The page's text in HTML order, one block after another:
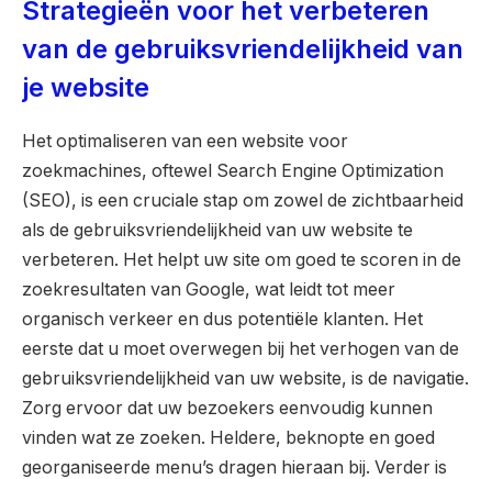
Strategieën voor het verbeteren
van de gebruiksvriendelijkheid van
je website
Het optimaliseren van een website voor
zoekmachines, oftewel Search Engine Optimization
(SEO), is een cruciale stap om zowel de zichtbaarheid
als de gebruiksvriendelijkheid van uw website te
verbeteren. Het helpt uw site om goed te scoren in de
zoekresultaten van Google, wat leidt tot meer
organisch verkeer en dus potentiële klanten. Het
eerste dat u moet overwegen bij het verhogen van de
gebruiksvriendelijkheid van uw website, is de navigatie.
Zorg ervoor dat uw bezoekers eenvoudig kunnen
vinden wat ze zoeken. Heldere, beknopte en goed
georganiseerde menu’s dragen hieraan bij. Verder is